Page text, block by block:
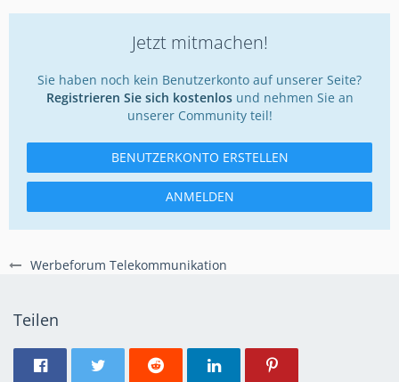
Werbeforum Telekommunikation
Jetzt mitmachen!
Sie haben noch kein Benutzerkonto auf unserer Seite?
Registrieren Sie sich kostenlosund nehmen Sie an
unserer Community teil!
BENUTZERKONTO ERSTELLEN
ANMELDEN
Teilen